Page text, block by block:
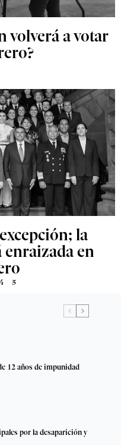
volverá a votar
la
en
4 5
12 años de impunidad
por la desaparición y